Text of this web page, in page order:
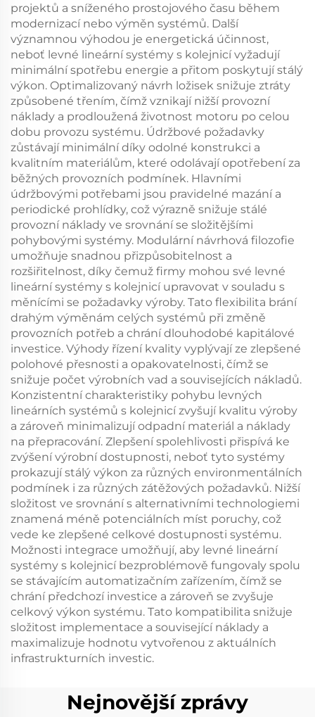
projektů a sníženého prostojového času během
modernizací nebo výměn systémů. Další
významnou výhodou je energetická účinnost,
neboť levné lineární systémy s kolejnicí vyžadují
minimální spotřebu energie a přitom poskytují stálý
výkon. Optimalizovaný návrh ložisek snižuje ztráty
způsobené třením, čímž vznikají nižší provozní
náklady a prodloužená životnost motoru po celou
dobu provozu systému. Údržbové požadavky
zůstávají minimální díky odolné konstrukci a
kvalitním materiálům, které odolávají opotřebení za
běžných provozních podmínek. Hlavními
údržbovými potřebami jsou pravidelné mazání a
periodické prohlídky, což výrazně snižuje stálé
provozní náklady ve srovnání se složitějšími
pohybovými systémy. Modulární návrhová filozofie
umožňuje snadnou přizpůsobitelnost a
rozšiřitelnost, díky čemuž firmy mohou své levné
lineární systémy s kolejnicí upravovat v souladu s
měnícími se požadavky výroby. Tato flexibilita brání
drahým výměnám celých systémů při změně
provozních potřeb a chrání dlouhodobé kapitálové
investice. Výhody řízení kvality vyplývají ze zlepšené
polohové přesnosti a opakovatelnosti, čímž se
snižuje počet výrobních vad a souvisejících nákladů.
Konzistentní charakteristiky pohybu levných
lineárních systémů s kolejnicí zvyšují kvalitu výroby
a zároveň minimalizují odpadní materiál a náklady
na přepracování. Zlepšení spolehlivosti přispívá ke
zvýšení výrobní dostupnosti, neboť tyto systémy
prokazují stálý výkon za různých environmentálních
podmínek i za různých zátěžových požadavků. Nižší
složitost ve srovnání s alternativními technologiemi
znamená méně potenciálních míst poruchy, což
vede ke zlepšené celkové dostupnosti systému.
Možnosti integrace umožňují, aby levné lineární
systémy s kolejnicí bezproblémově fungovaly spolu
se stávajícím automatizačním zařízením, čímž se
chrání předchozí investice a zároveň se zvyšuje
celkový výkon systému. Tato kompatibilita snižuje
složitost implementace a související náklady a
maximalizuje hodnotu vytvořenou z aktuálních
infrastrukturních investic.
Nejnovější zprávy